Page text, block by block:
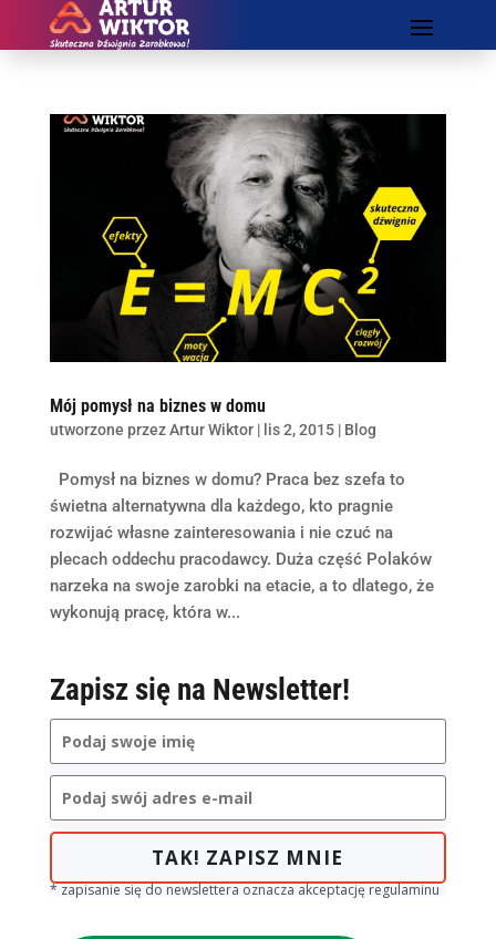
Mój pomysł na biznes w domu
utworzone przezArtur Wiktor| lis 2, 2015| Blog
Pomysł na biznes w domu? Praca bez szefa to
świetna alternatywna dla każdego, kto pragnie
rozwijać własne zainteresowania i nie czuć na
plecach oddechu pracodawcy. Duża część Polaków
narzeka na swoje zarobki na etacie, a to dlatego, że
wykonują pracę, która w...
Zapisz się na Newsletter!
TAK! ZAPISZ MNIE
* zapisanie się do newslettera oznacza akceptację regulaminu